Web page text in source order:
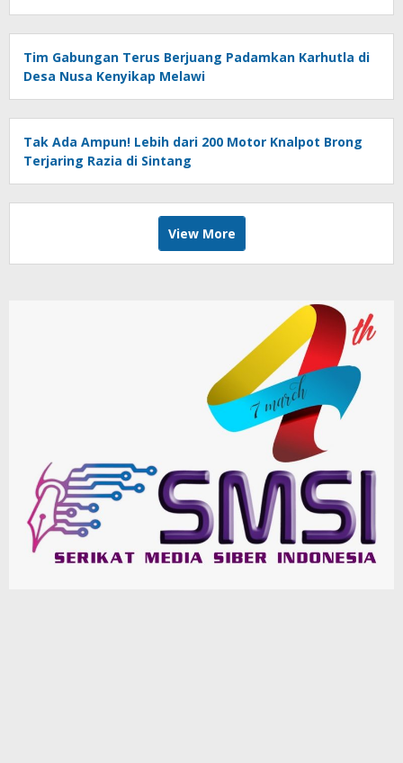
Tim Gabungan Terus Berjuang Padamkan Karhutla di
Desa Nusa Kenyikap Melawi
Tak Ada Ampun! Lebih dari 200 Motor Knalpot Brong
Terjaring Razia di Sintang
View More